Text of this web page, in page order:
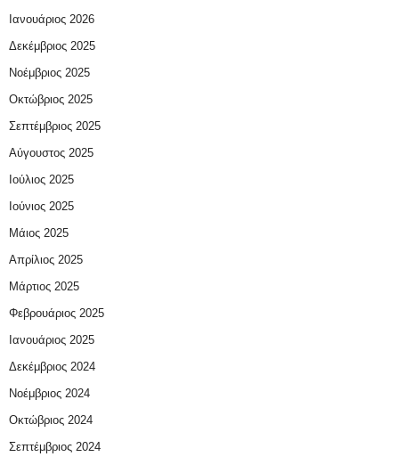
Ιανουάριος 2026
Δεκέμβριος 2025
Νοέμβριος 2025
Οκτώβριος 2025
Σεπτέμβριος 2025
Αύγουστος 2025
Ιούλιος 2025
Ιούνιος 2025
Μάιος 2025
Απρίλιος 2025
Μάρτιος 2025
Φεβρουάριος 2025
Ιανουάριος 2025
Δεκέμβριος 2024
Νοέμβριος 2024
Οκτώβριος 2024
Σεπτέμβριος 2024